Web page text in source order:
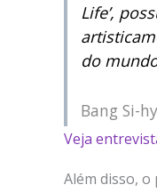
Life’,
do
Bang Si-
Veja
Além disso,